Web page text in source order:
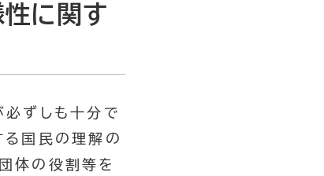
性に関す
ずしも十分で
る国民の理解の
体の役割等を